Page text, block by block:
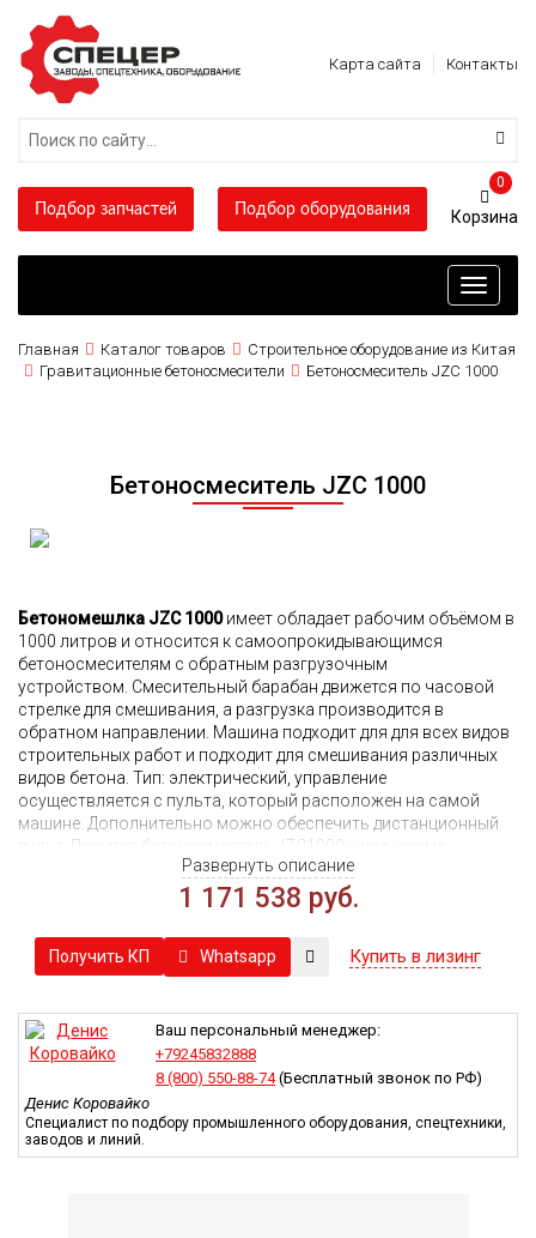
Карта сайта Контакты
Подбор запчастей Подбор оборудования
0
Toggle
Главная Каталог товаров
Строительное оборудование из Китая
Гравитационные бетоносмесители
Бетоносмеситель JZC 1000
Бетоносмеситель JZC 1000
Бетономешлка JZC 1000имеет обладает рабочим объёмом в
1000 литров и относится к самоопрокидывающимся
бетоносмесителям с обратным разгрузочным
устройством. Смесительный барабан движется по часовой
стрелке для смешивания, а разгрузка производится в
обратном направлении. Машина подходит для для всех видов
строительных работ и подходит для смешивания различных
видов бетона. Тип: электрический, управление
осуществляется с пульта, который расположен на самой
машине. Дополнительно можно обеспечить дистанционный
пульт. Покупая бетоносместель JZC1000 у нас, кроме
отличной цены, Вы можете быть уверены в качестве машины и
долговечности комплектующих.
Развернуть описание
1 171 538 руб.
Получить КП Whatsapp Купить в лизинг
Ваш персональный менеджер:
+79245832888
8 (800) 550-88-74(Бесплатный звонок по РФ)
Денис Коровайко
Специалист по подбору промышленного оборудования, спецтехники,
заводов и линий.